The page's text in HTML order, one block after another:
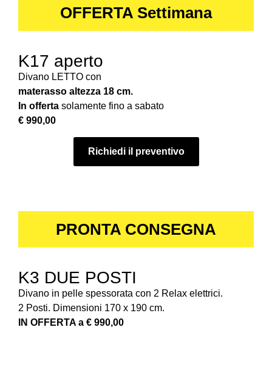
OFFERTA Settimana
K17 aperto
Divano LETTO con
materasso altezza 18 cm.
In offerta solamente fino a sabato
€ 990,00
Richiedi il preventivo
PRONTA CONSEGNA
K3 DUE POSTI
Divano in pelle spessorata con 2 Relax elettrici.
2 Posti. Dimensioni 170 x 190 cm.
IN OFFERTA a € 990,00